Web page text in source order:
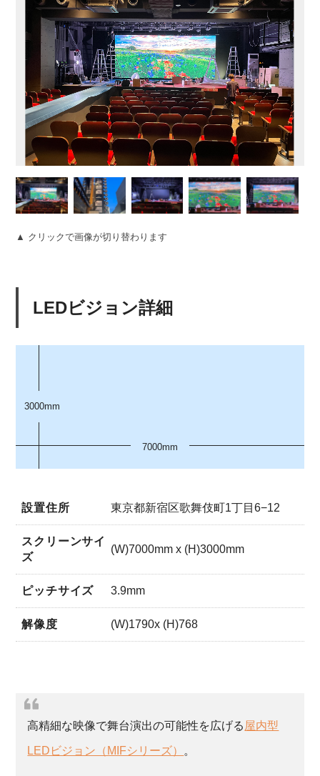
▲ クリックで画像が切り替わります
LEDビジョン詳細
3000mm
7000mm
設置住所 東京都新宿区歌舞伎町1丁目6−12
スクリーンサイ
ズ
(W)7000mm x (H)3000mm
ピッチサイズ 3.9mm
解像度 (W)1790x (H)768
高精細な映像で舞台演出の可能性を広げる 屋内型
LEDビジョン（MIFシリーズ） 。